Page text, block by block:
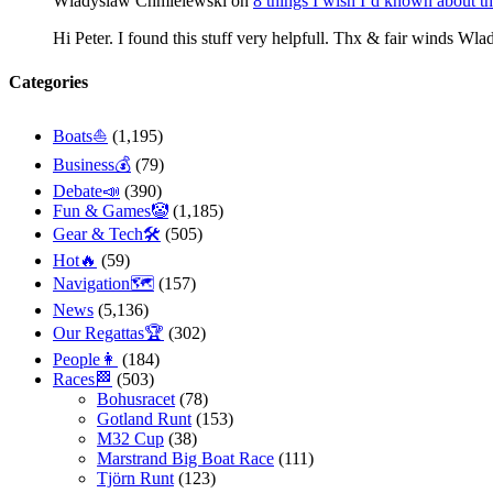
Hi Peter. I found this stuff very helpfull. Thx & fair winds
Categories
Boats⛵️ (1,195)
Business💰 (79)
Debate📣 (390)
Fun & Games🤡 (1,185)
Gear & Tech🛠 (505)
Hot🔥 (59)
Navigation🗺 (157)
News (5,136)
Our Regattas🏆 (302)
People👩 (184)
Races🏁 (503)
Bohusracet (78)
Gotland Runt (153)
M32 Cup (38)
Marstrand Big Boat Race (111)
Tjörn Runt (123)